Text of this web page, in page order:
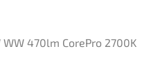
WW 470lm CorePro 2700K